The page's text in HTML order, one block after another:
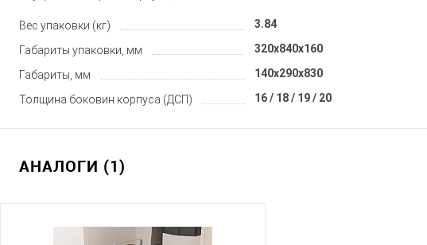
Вес упаковки (кг) 3.84
Габариты упаковки, мм 320x840x160
Габариты, мм 140x290x830
Толщина боковин корпуса (ДСП) 16 / 18 / 19 / 20
АНАЛОГИ (1)